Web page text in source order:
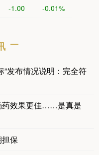
-1.00 -0.01%
”发布情况说明：完全符
药效果更佳……是真是
保